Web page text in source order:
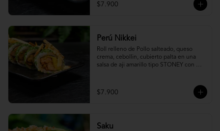
$7.900
Perú Nikkei
Roll relleno de Pollo salteado, queso
crema, cebollin, cubierto palta en una
salsa de aji amarillo tipo STONEY con
$7.900
Saku